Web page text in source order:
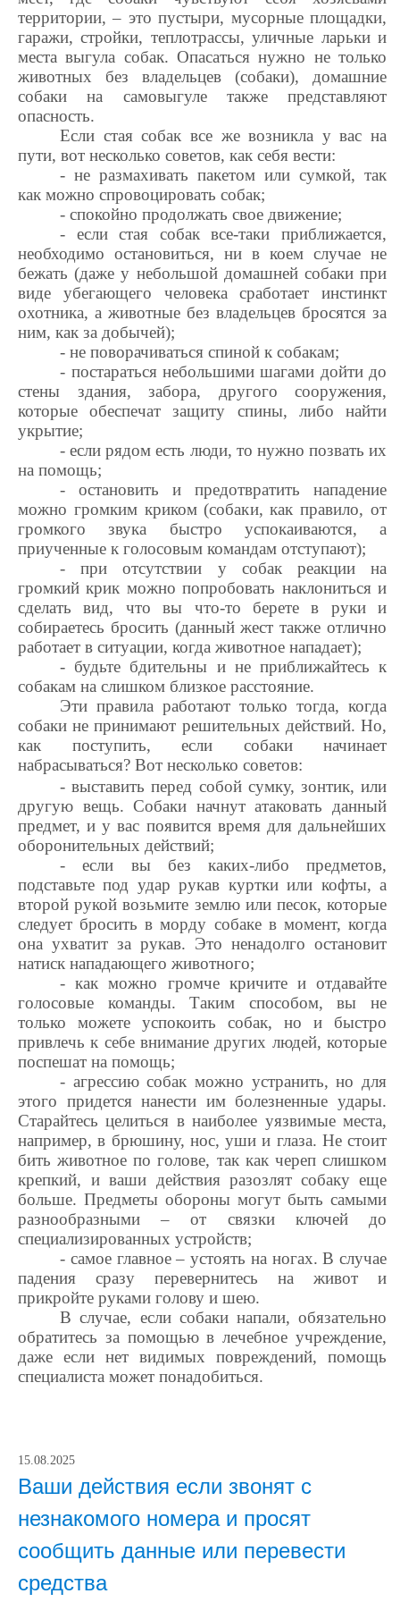
территории, – это пустыри, мусорные площадки,
гаражи, стройки, теплотрассы, уличные ларьки и
места выгула собак. Опасаться нужно не только
животных без владельцев (собаки), домашние
собаки на самовыгуле также представляют
опасность.
Если стая собак все же возникла у вас на
пути, вот несколько советов, как себя вести:
- не размахивать пакетом или сумкой, так
как можно спровоцировать собак;
- спокойно продолжать свое движение;
- если стая собак все-таки приближается,
необходимо остановиться, ни в коем случае не
бежать (даже у небольшой домашней собаки при
виде убегающего человека сработает инстинкт
охотника, а животные без владельцев бросятся за
ним, как за добычей);
- не поворачиваться спиной к собакам;
- постараться небольшими шагами дойти до
стены здания, забора, другого сооружения,
которые обеспечат защиту спины, либо найти
укрытие;
- если рядом есть люди, то нужно позвать их
на помощь;
- остановить и предотвратить нападение
можно громким криком (собаки, как правило, от
громкого звука быстро успокаиваются, а
приученные к голосовым командам отступают);
- при отсутствии у собак реакции на
громкий крик можно попробовать наклониться и
сделать вид, что вы что-то берете в руки и
собираетесь бросить (данный жест также отлично
работает в ситуации, когда животное нападает);
- будьте бдительны и не приближайтесь к
собакам на слишком близкое расстояние.
Эти правила работают только тогда, когда
собаки не принимают решительных действий. Но,
как поступить, если собаки начинает
набрасываться? Вот несколько советов:
- выставить перед собой сумку, зонтик, или
другую вещь. Собаки начнут атаковать данный
предмет, и у вас появится время для дальнейших
оборонительных действий;
- если вы без каких-либо предметов,
подставьте под удар рукав куртки или кофты, а
второй рукой возьмите землю или песок, которые
следует бросить в морду собаке в момент, когда
она ухватит за рукав. Это ненадолго остановит
натиск нападающего животного;
- как можно громче кричите и отдавайте
голосовые команды. Таким способом, вы не
только можете успокоить собак, но и быстро
привлечь к себе внимание других людей, которые
поспешат на помощь;
- агрессию собак можно устранить, но для
этого придется нанести им болезненные удары.
Старайтесь целиться в наиболее уязвимые места,
например, в брюшину, нос, уши и глаза. Не стоит
бить животное по голове, так как череп слишком
крепкий, и ваши действия разозлят собаку еще
больше. Предметы обороны могут быть самыми
разнообразными – от связки ключей до
специализированных устройств;
- самое главное – устоять на ногах. В случае
падения сразу перевернитесь на живот и
прикройте руками голову и шею.
В случае, если собаки напали, обязательно
обратитесь за помощью в лечебное учреждение,
даже если нет видимых повреждений, помощь
специалиста может понадобиться.
15.08.2025
Ваши действия если звонят с
незнакомого номера и просят
сообщить данные или перевести
средства